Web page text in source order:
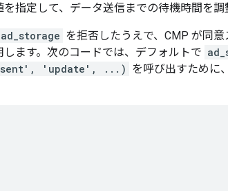
指定して、データ送信までの待機時間を調
ad_storage を拒否したうえで、CMP が同
します。次のコードでは、デフォルトで
'update', ...) を呼び出すために